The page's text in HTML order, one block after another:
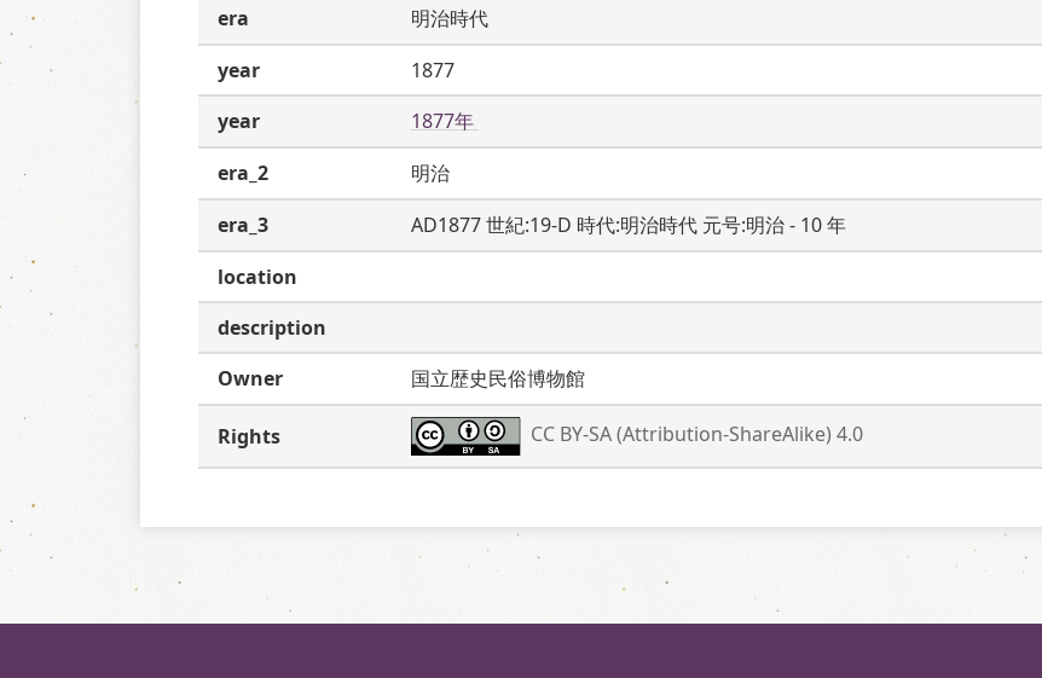
era
明治時代
year
1877
year
1877年
era_2
明治
era_3
AD1877 世紀:19-D 時代:明治時代 元号:明治 - 10 年
location
description
Owner
国立歴史民俗博物館
Rights CC BY-SA (Attribution-ShareAlike) 4.0